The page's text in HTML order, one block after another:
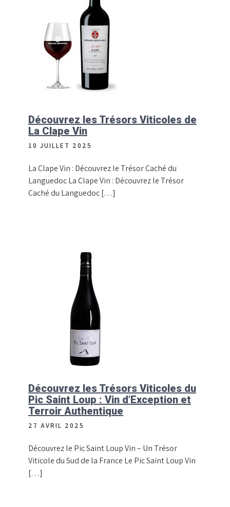
Découvrez les Trésors Viticoles de
La Clape Vin
10 JUILLET 2025
La Clape Vin : Découvrez le Trésor Caché du
Languedoc La Clape Vin : Découvrez le Trésor
Caché du Languedoc […]
Découvrez les Trésors Viticoles du
Pic Saint Loup : Vin d’Exception et
Terroir Authentique
27 AVRIL 2025
Découvrez le Pic Saint Loup Vin – Un Trésor
Viticole du Sud de la France Le Pic Saint Loup Vin
[…]